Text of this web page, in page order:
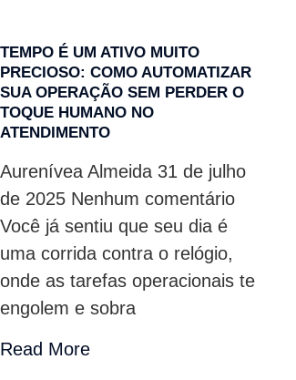
TEMPO É UM ATIVO MUITO
PRECIOSO: COMO AUTOMATIZAR
SUA OPERAÇÃO SEM PERDER O
TOQUE HUMANO NO
ATENDIMENTO
Aurenívea Almeida 31 de julho
de 2025 Nenhum comentário
Você já sentiu que seu dia é
uma corrida contra o relógio,
onde as tarefas operacionais te
engolem e sobra
Read More